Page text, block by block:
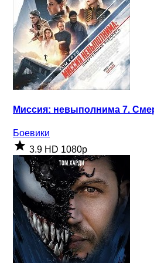
Миссия: невыполнима 7.
Боевики
3.9 HD 1080p